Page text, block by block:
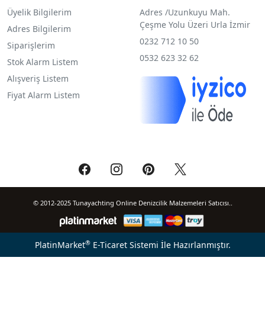
Üyelik Bilgilerim
Adres Bilgilerim
Siparişlerim
Stok Alarm Listem
Alışveriş Listem
Fiyat Alarm Listem
Adres /Uzunkuyu Mah.
Çeşme Yolu Üzeri Urla İzmir
0232 712 10 50
0532 623 32 62
© 2012-2025 Tunayachting Online Denizcilik Malzemeleri Satıcısı..
PlatinMarket®E-Ticaret Sistemi İle Hazırlanmıştır.